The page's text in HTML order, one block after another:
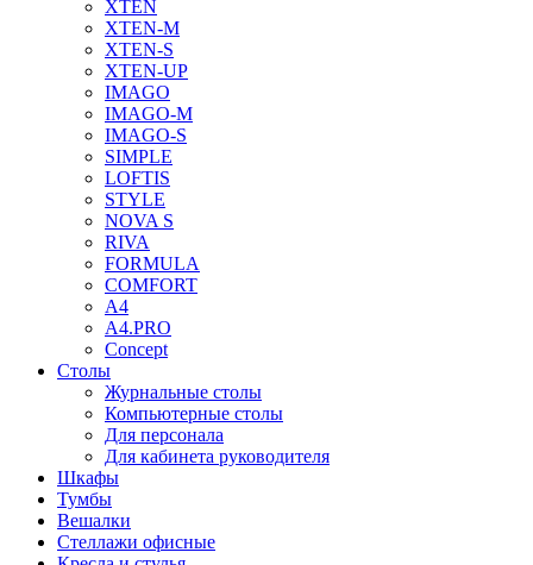
XTEN
XTEN-M
XTEN-S
XTEN-UP
IMAGO
IMAGO-M
IMAGO-S
SIMPLE
LOFTIS
STYLE
NOVA S
RIVA
FORMULA
COMFORT
A4
A4.PRO
Concept
Столы
Журнальные столы
Компьютерные столы
Для персонала
Для кабинета руководителя
Шкафы
Тумбы
Вешалки
Стеллажи офисные